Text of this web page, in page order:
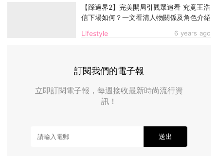
Lifestyle 6 years ago
【踩過界2】完美開局引觀眾追看 究竟王浩
信下場如何？一文看清人物關係及角色介紹
訂閱我們的電子報
立即訂閱電子報，每週接收最新時尚流行資
訊！
送出